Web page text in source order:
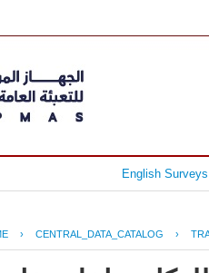
English Surveys
› CENTRAL_DATA_CATALOG ›